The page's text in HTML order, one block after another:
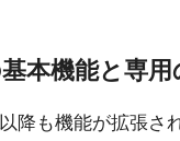
本機能と専用
降も機能が拡張さ